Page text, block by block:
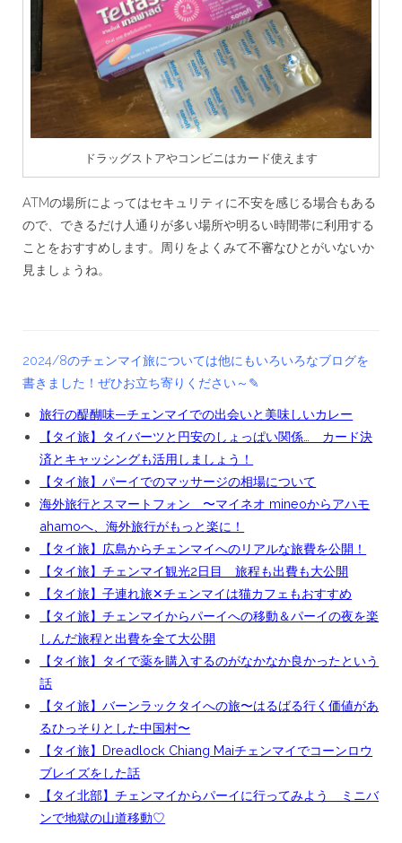
ドラッグストアやコンビニはカード使えます
ATMの場所によってはセキュリティに不安を感じる場合もある
ので、できるだけ人通りが多い場所や明るい時間帯に利用する
ことをおすすめします。周りをよくみて不審なひとがいないか
見ましょうね。
2024/8のチェンマイ旅については他にもいろいろなブログを
書きました！ぜひお立ち寄りください～✎
旅行の醍醐味—チェンマイでの出会いと美味しいカレー
【タイ旅】タイバーツと円安のしょっぱい関係… カード決
済とキャッシングも活用しましょう！
【タイ旅】パーイでのマッサージの相場について
海外旅行とスマートフォン 〜マイネオ mineoからアハモ
ahamoへ、海外旅行がもっと楽に！
【タイ旅】広島からチェンマイへのリアルな旅費を公開！
【タイ旅】チェンマイ観光2日目 旅程も出費も大公開
【タイ旅】子連れ旅✕チェンマイは猫カフェもおすすめ
【タイ旅】チェンマイからパーイへの移動＆パーイの夜を楽
しんだ旅程と出費を全て大公開
【タイ旅】タイで薬を購入するのがなかなか良かったという
話
【タイ旅】バーンラックタイへの旅〜はるばる行く価値があ
るひっそりとした中国村〜
【タイ旅】Dreadlock Chiang Maiチェンマイでコーンロウ
ブレイズをした話
【タイ北部】チェンマイからパーイに行ってみよう ミニバ
ンで地獄の山道移動♡